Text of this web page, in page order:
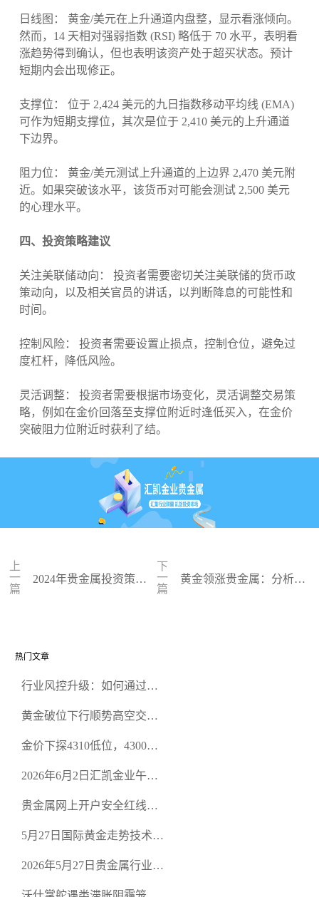
日线图： 黄金/美元在上升通道内盘整，显示看涨倾向。
然而，14 天相对强弱指数 (RSI) 略低于 70 水平，表明看
涨趋势得到确认，但也表明该资产处于超买状态。预计
短期内会出现修正。
支撑位： 位于 2,424 美元的九日指数移动平均线 (EMA)
可作为短期支撑位，其次是位于 2,410 美元的上升通道
下边界。
阻力位： 黄金/美元测试上升通道的上边界 2,470 美元附
近。如果突破该水平，该货币对可能会测试 2,500 美元
的心理水平。
四、投资策略建议
关注美联储动向： 投资者需要密切关注美联储的货币政
策动向，以及相关官员的讲话，以判断降息的可能性和
时间。
控制风险： 投资者需要设置止损点，控制仓位，避免过
度杠杆，降低风险。
灵活调整： 投资者需要根据市场变化，灵活调整交易策
略，例如在金价回落至支撑位附近时逢低买入，在金价
突破阻力位附近时获利了结。
上
一
篇
2024年贵金属投资策
下
一
篇
黄金领涨贵金属：分析师
热门文章
行业风控升级：如何通过正
规黄金开户交易平台？
黄金破位下行顺势高空交易
金价下探4310低位，4300关
2026年6月2日汇凯金业午盘
空头清算算法如何布防？
贵金属网上开户安全红线：
恶意洗盘陷阱
5月27日国际黄金走势技术盘
规黄金平台全方位行情解析
2026年5月27日贵金属行业新